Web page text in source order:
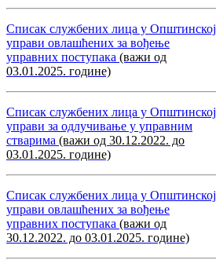
Списак службених лица у Општинској
управи овлашћених за вођење
управних поступака (важи од
03.01.2025. године)
Списак службених лица у Општинској
управи за одлучивање у управним
стварима (важи од 30.12.2022. до
03.01.2025. године)
Списак службених лица у Општинској
управи овлашћених за вођење
управних поступака (важи од
30.12.2022. до 03.01.2025. године)